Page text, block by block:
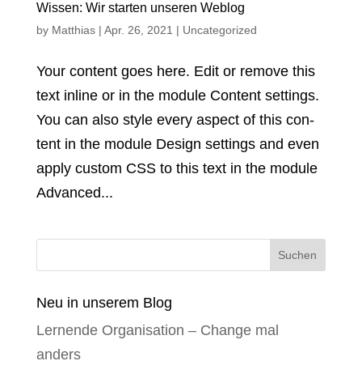
Wissen: Wir starten unseren Weblog
by Matthias| Apr. 26, 2021 | Uncategorized
Your con­tent goes here. Edit or remo­ve this
text inline or in the modu­le Con­tent set­tings.
You can also style every aspect of this con­
tent in the modu­le Design set­tings and even
app­ly custom CSS to this text in the modu­le
Advan­ced...
Neu in unserem Blog
Lernende Organisation – Change mal
anders